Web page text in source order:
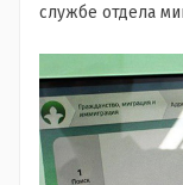
службе отдела